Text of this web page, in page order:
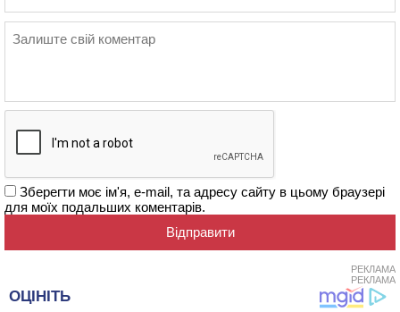
Зберегти моє ім'я, e-mail, та адресу сайту в цьому браузері
для моїх подальших коментарів.
РЕКЛАМА
РЕКЛАМА